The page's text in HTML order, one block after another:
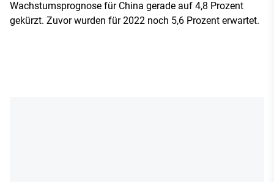
Wachstumsprognose für China gerade auf 4,8 Prozent
gekürzt. Zuvor wurden für 2022 noch 5,6 Prozent erwartet.